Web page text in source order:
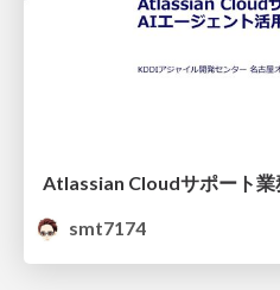
smt7174